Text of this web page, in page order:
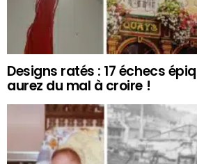
Designs ratés : 17 échecs
aurez du mal à croire !